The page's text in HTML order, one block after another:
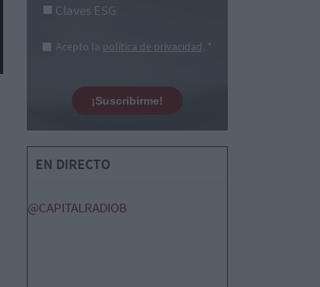
Claves ESG
Acepto la política de privacidad. *
¡Suscribirme!
EN DIRECTO
@CAPITALRADIOB